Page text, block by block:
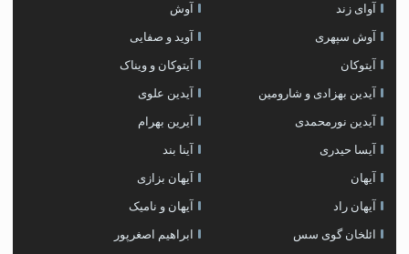
آوای زند آوش
آوش سپهری آوید و صفایی
آیتوکان آیتوکان و ویناک
آیدین بهزادی و شارومین آیدین علوی
آیدین نورمحمدی آیرین بهرام
آیسا حیدری آینا بند
آیهان آیهان بزازی
آیهان راد آیهان و نامیک
ائلخان گوی سس ابراهیم اصغرپور